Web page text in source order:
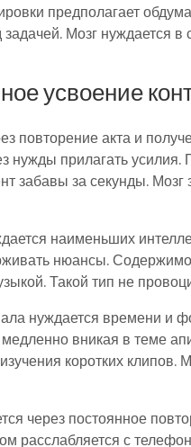
предполагает
Мозг нуждается в
усвоение
повторение акта и
нужды прилагать усилия.
забавы за секунды. Мозг
наименьших
нюансы.
Такой тип не
нуждается времени и
вникая в теме
коротких клипов.
через постоянное
расслабляется с